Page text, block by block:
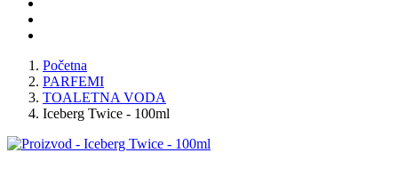
Početna
PARFEMI
TOALETNA VODA
Iceberg Twice - 100ml